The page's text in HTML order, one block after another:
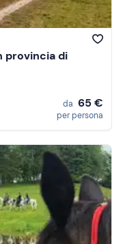
provincia di
da 65 €
per persona